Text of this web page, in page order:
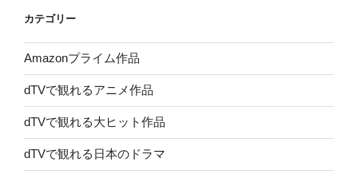
カテゴリー
Amazonプライム作品
dTVで観れるアニメ作品
dTVで観れる大ヒット作品
dTVで観れる日本のドラマ